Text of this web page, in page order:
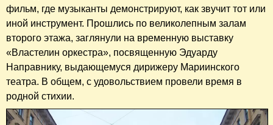
фильм, где музыканты демонстрируют, как звучит тот или
иной инструмент. Прошлись по великолепным залам
второго этажа, заглянули на временную выставку
«Властелин оркестра», посвященную Эдуарду
Направнику, выдающемуся дирижеру Мариинского
театра. В общем, с удовольствием провели время в
родной стихии.